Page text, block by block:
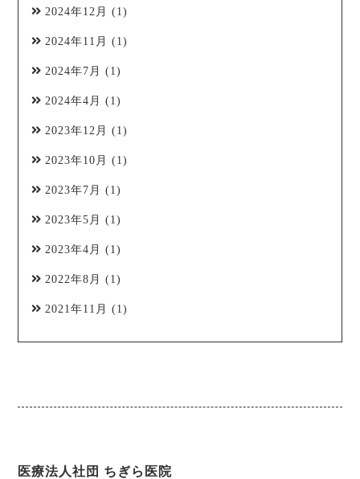
2024年12月 (1)
2024年11月 (1)
2024年7月 (1)
2024年4月 (1)
2023年12月 (1)
2023年10月 (1)
2023年7月 (1)
2023年5月 (1)
2023年4月 (1)
2022年8月 (1)
2021年11月 (1)
医療法人社団 ちぎら医院